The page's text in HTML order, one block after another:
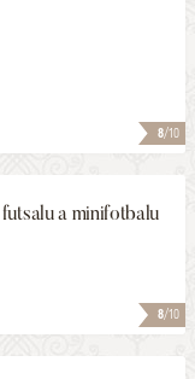
8/10
8/10
a minifotbalu